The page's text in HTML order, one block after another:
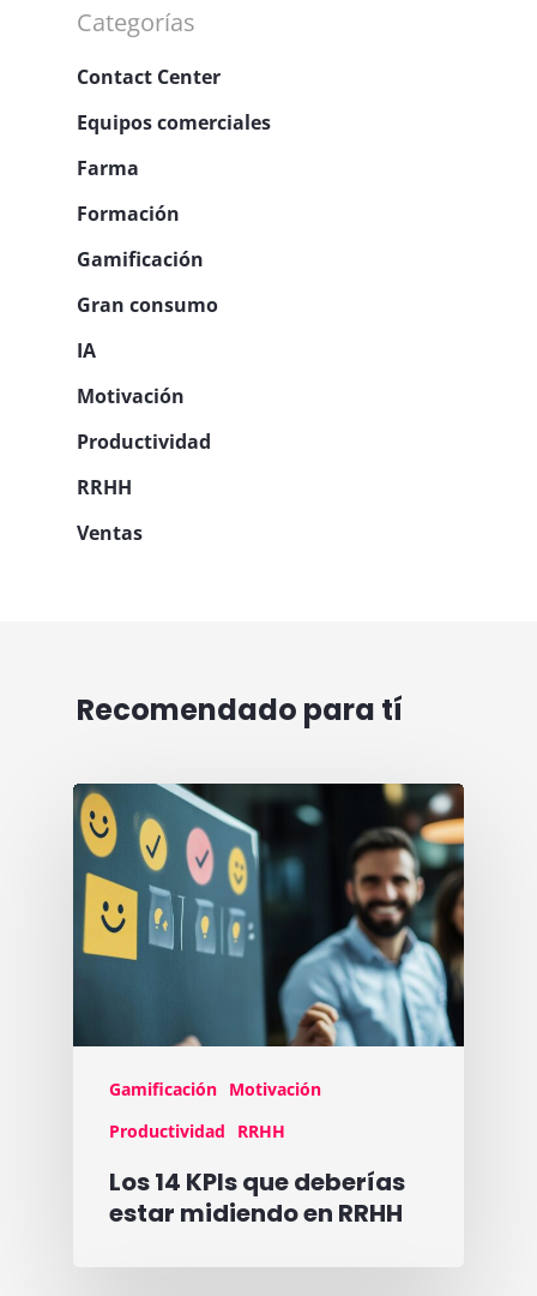
Categorías
Contact Center
Equipos comerciales
Farma
Formación
Gamificación
Gran consumo
IA
Motivación
Productividad
RRHH
Ventas
Recomendado para tí
Gamificación Motivación
Productividad
RRHH
Los 14 KPIs que deberías
estar midiendo en RRHH